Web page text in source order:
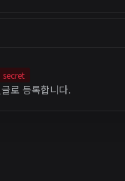
secret
로 등록합니다.